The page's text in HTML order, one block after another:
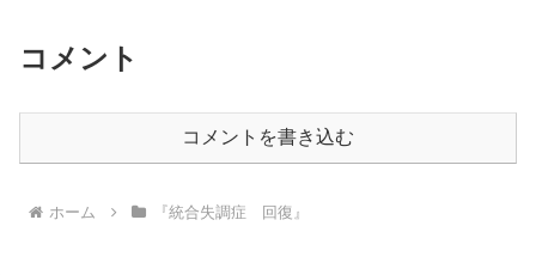
コメント
コメントを書き込む
ホーム 『統合失調症 回復』